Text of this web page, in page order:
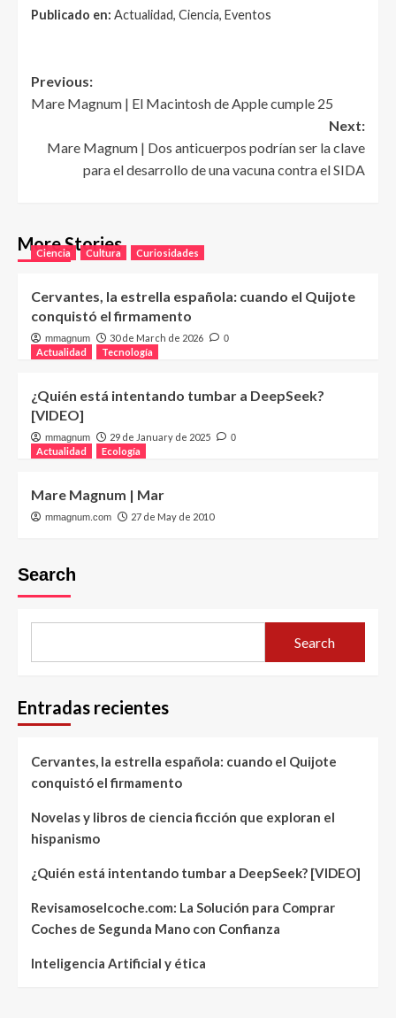
Publicado en: Actualidad, Ciencia, Eventos
Post
navigation
Previous:
Mare Magnum | El Macintosh de Apple cumple 25
Next:
Mare Magnum | Dos anticuerpos podrían ser la clave
para el desarrollo de una vacuna contra el SIDA
More Stories
Ciencia Cultura Curiosidades
Cervantes, la estrella española: cuando el Quijote
conquistó el firmamento
mmagnum 30 de March de 2026 0
Actualidad Tecnología
¿Quién está intentando tumbar a DeepSeek?
[VIDEO]
mmagnum 29 de January de 2025 0
Actualidad Ecología
Mare Magnum | Mar
mmagnum.com 27 de May de 2010
Search
Search
Entradas recientes
Cervantes, la estrella española: cuando el Quijote
conquistó el firmamento
Novelas y libros de ciencia ficción que exploran el
hispanismo
¿Quién está intentando tumbar a DeepSeek? [VIDEO]
Revisamoselcoche.com: La Solución para Comprar
Coches de Segunda Mano con Confianza
Inteligencia Artificial y ética